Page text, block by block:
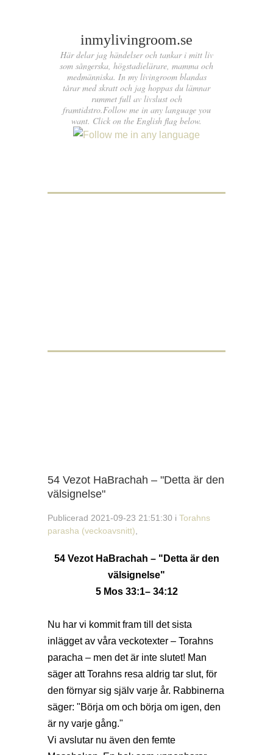
inmylivingroom.se
Här delar jag händelser och tankar i mitt liv
som sångerska, högstadielärare, mamma och
medmänniska. In my livingroom blandas
tårar med skratt och jag hoppas du lämnar
rummet full av livslust och
framtidstro.Follow me in any language you
want. Click on the English flag below.
54 Vezot HaBrachah – "Detta är den
välsignelse"
Publicerad 2021-09-23 21:51:30 i Torahns
parasha (veckoavsnitt)
54 Vezot HaBrachah – "Detta är den
välsignelse"
5 Mos 33:1– 34:12
Nu har vi kommit fram till det sista
inlägget av våra veckotexter – Torahns
paracha – men det är inte slutet! Man
säger att Torahns resa aldrig tar slut, för
den förnyar sig själv varje år. Rabbinerna
säger: "Börja om och börja om igen, den
är ny varje gång."
Vi avslutar nu även den femte